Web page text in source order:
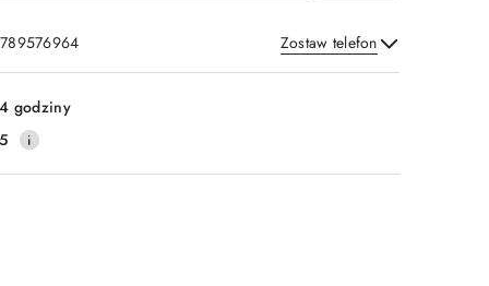
Zostaw telefon
Wyślij
godziny